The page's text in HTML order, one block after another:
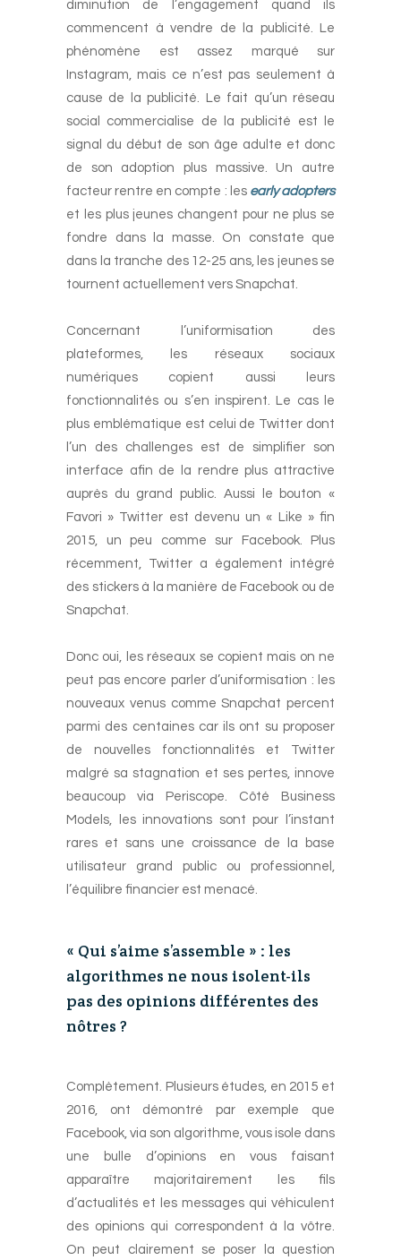
diminution de l’engagement quand ils
commencent à vendre de la publicité. Le
phénomène est assez marqué sur
Instagram, mais ce n’est pas seulement à
cause de la publicité. Le fait qu’un réseau
social commercialise de la publicité est le
signal du début de son âge adulte et donc
de son adoption plus massive. Un autre
facteur rentre en compte : les early adopters
et les plus jeunes changent pour ne plus se
fondre dans la masse. On constate que
dans la tranche des 12-25 ans, les jeunes se
tournent actuellement vers Snapchat.
Concernant l’uniformisation des
plateformes, les réseaux sociaux
numériques copient aussi leurs
fonctionnalités ou s’en inspirent. Le cas le
plus emblématique est celui de Twitter dont
l’un des challenges est de simplifier son
interface afin de la rendre plus attractive
auprès du grand public. Aussi le bouton «
Favori » Twitter est devenu un « Like » fin
2015, un peu comme sur Facebook. Plus
récemment, Twitter a également intégré
des stickers à la manière de Facebook ou de
Snapchat.
Donc oui, les réseaux se copient mais on ne
peut pas encore parler d’uniformisation : les
nouveaux venus comme Snapchat percent
parmi des centaines car ils ont su proposer
de nouvelles fonctionnalités et Twitter
malgré sa stagnation et ses pertes, innove
beaucoup via Periscope. Côté Business
Models, les innovations sont pour l’instant
rares et sans une croissance de la base
utilisateur grand public ou professionnel,
l’équilibre financier est menacé.
« Qui s’aime s’assemble » : les
algorithmes ne nous isolent-ils
pas des opinions différentes des
nôtres ?
Complètement. Plusieurs études, en 2015 et
2016, ont démontré par exemple que
Facebook, via son algorithme, vous isole dans
une bulle d’opinions en vous faisant
apparaître majoritairement les fils
d’actualités et les messages qui véhiculent
des opinions qui correspondent à la vôtre.
On peut clairement se poser la question